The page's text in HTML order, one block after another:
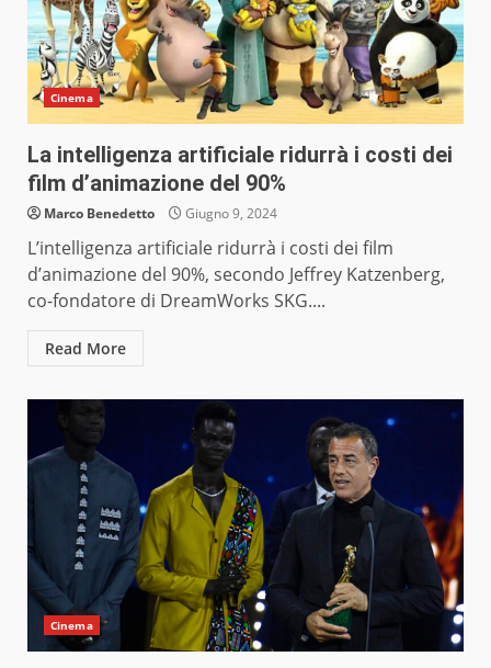
Cinema
La intelligenza artificiale ridurrà i costi dei
film d’animazione del 90%
Marco Benedetto Giugno 9, 2024
L’intelligenza artificiale ridurrà i costi dei film
d’animazione del 90%, secondo Jeffrey Katzenberg,
co-fondatore di DreamWorks SKG....
Read More
Cinema